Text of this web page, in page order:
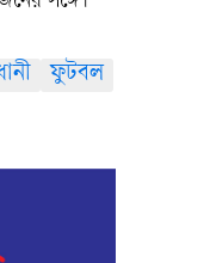
ফুটবল